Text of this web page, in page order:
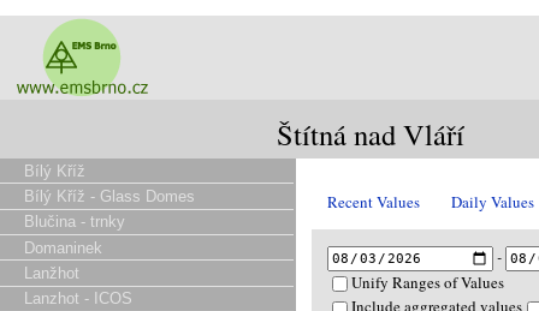
Štítná nad Vláří
Bílý Kříž
Bílý Kříž - Glass Domes
Blučina - trnky
Domaninek
Lanžhot
Lanzhot - ICOS
Recent Values Daily Values
-
Unify Ranges of Values
Include aggregated values